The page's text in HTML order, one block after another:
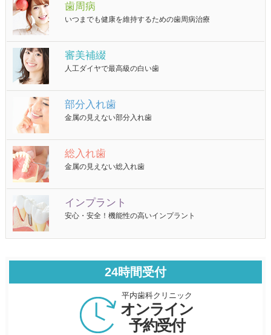
歯周病
いつまでも健康を維持するための歯周病治療
審美補綴
人工ダイヤで最高級の白い歯
部分入れ歯
金属の見えない部分入れ歯
総入れ歯
金属の見えない総入れ歯
インプラント
安心・安全！機能性の高いインプラント
24時間受付
平内歯科クリニック
オンライン
予約受付